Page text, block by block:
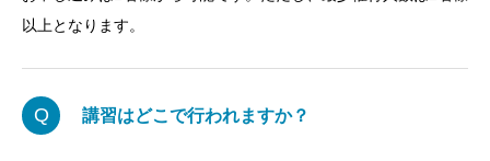
以上となります。
Q 講習はどこで行われますか？